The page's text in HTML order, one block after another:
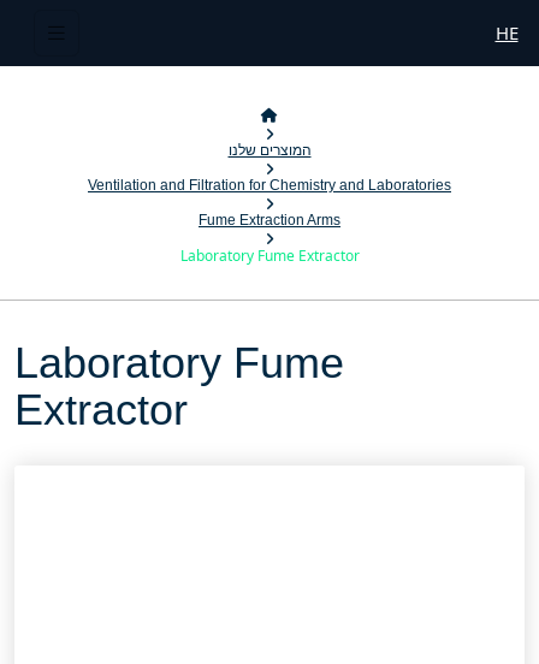
HE
המוצרים שלנו
Ventilation and Filtration for Chemistry and Laboratories
Fume Extraction Arms
Laboratory Fume Extractor
Laboratory Fume
Extractor